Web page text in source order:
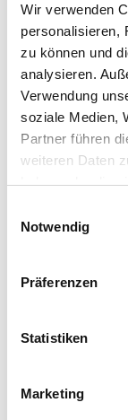
Wir verwenden
personalisieren,
zu können und
analysieren.
Verwendung
soziale Medien,
Partner führen
weiteren Daten
haben oder die
Cookies, wenn
Notwendig
Präferenzen
Statistiken
Marketing
49545
49525
Handy:
01525
info@sv-
sv-og-